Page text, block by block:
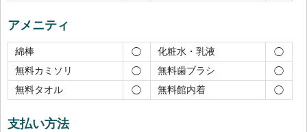
アメニティ
綿棒 ◯ 化粧水・乳液
◯
無料カミソリ
◯ 無料歯ブラシ
◯
無料タオル
◯ 無料館内着 ◯
支払い方法